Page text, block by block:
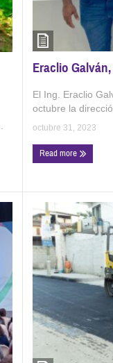
Eraclio
El Ing. Eraclio
octubre la
octubre 31, 2023
Read more